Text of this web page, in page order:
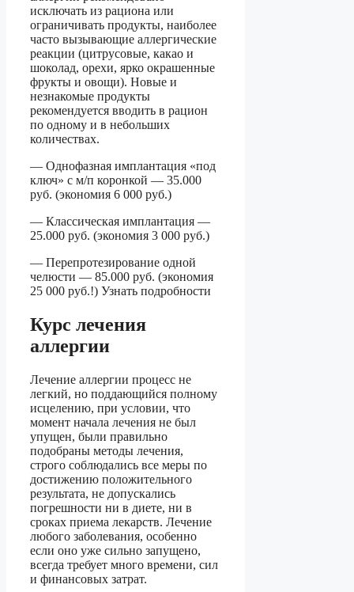
исключать из рациона или
ограничивать продукты, наиболее
часто вызывающие аллергические
реакции (цитрусовые, какао и
шоколад, орехи, ярко окрашенные
фрукты и овощи). Новые и
незнакомые продукты
рекомендуется вводить в рацион
по одному и в небольших
количествах.
— Однофазная имплантация «под
ключ» с м/п коронкой — 35.000
руб. (экономия 6 000 руб.)
— Классическая имплантация —
25.000 руб. (экономия 3 000 руб.)
— Перепротезирование одной
челюсти — 85.000 руб. (экономия
25 000 руб.!) Узнать подробности
Курс лечения
аллергии
Лечение аллергии процесс не
легкий, но поддающийся полному
исцелению, при условии, что
момент начала лечения не был
упущен, были правильно
подобраны методы лечения,
строго соблюдались все меры по
достижению положительного
результата, не допускались
погрешности ни в диете, ни в
сроках приема лекарств. Лечение
любого заболевания, особенно
если оно уже сильно запущено,
всегда требует много времени, сил
и финансовых затрат.